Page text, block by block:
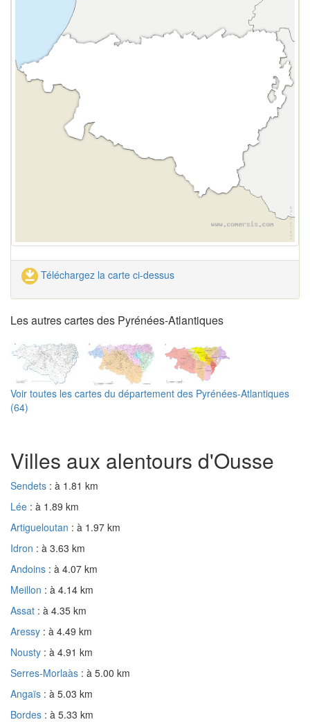
Téléchargez la carte ci-dessus
Les autres cartes des Pyrénées-Atlantiques
Voir toutes les cartes du département des Pyrénées-Atlantiques
(64)
Villes aux alentours d'Ousse
Sendets : à 1.81 km
Lée : à 1.89 km
Artigueloutan : à 1.97 km
Idron : à 3.63 km
Andoins : à 4.07 km
Meillon : à 4.14 km
Assat : à 4.35 km
Aressy : à 4.49 km
Nousty : à 4.91 km
Serres-Morlaàs : à 5.00 km
Angaïs : à 5.03 km
Bordes : à 5.33 km